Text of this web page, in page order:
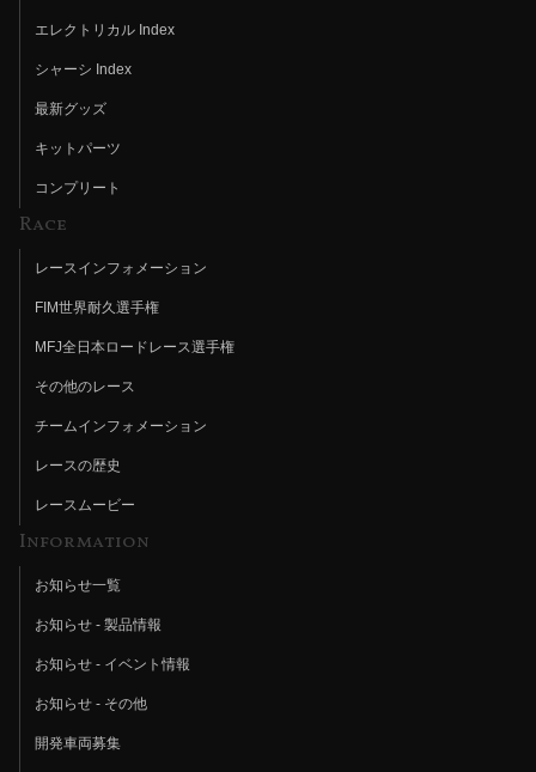
エレクトリカル Index
シャーシ Index
最新グッズ
キットパーツ
コンプリート
Race
レースインフォメーション
FIM世界耐久選手権
MFJ全日本ロードレース選手権
その他のレース
チームインフォメーション
レースの歴史
レースムービー
Information
お知らせ一覧
お知らせ - 製品情報
お知らせ - イベント情報
お知らせ - その他
開発車両募集